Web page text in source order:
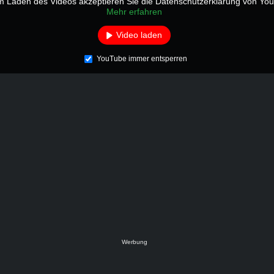
Mehr erfahren
Video laden
YouTube immer entsperren
Werbung